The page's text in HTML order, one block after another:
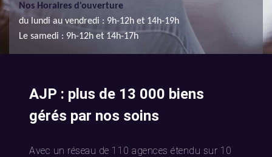
Nos Horaires d'ouverture
du lundi au vendredi : 9h-12h et 14h-19h
Le samedi : 9h-12h et 14h-17h
AJP : plus de 13 000 biens
gérés par nos soins
Avec un réseau de 110 agences étendu sur 10